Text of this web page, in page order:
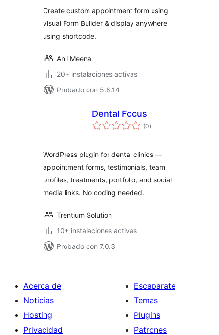
Create custom appointment form using
visual Form Builder & display anywhere
using shortcode.
Anil Meena
20+ instalaciones activas
Probado con 5.8.14
Dental Focus
(0total
de
)
WordPress plugin for dental clinics —
appointment forms, testimonials, team
profiles, treatments, portfolio, and social
media links. No coding needed.
Trentium Solution
10+ instalaciones activas
Probado con 7.0.3
Acerca de
Noticias
Hosting
Privacidad
Escaparate
Temas
Plugins
Patrones